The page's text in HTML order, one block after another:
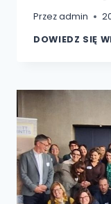
Przezadmin
DOWIEDZ SIĘ